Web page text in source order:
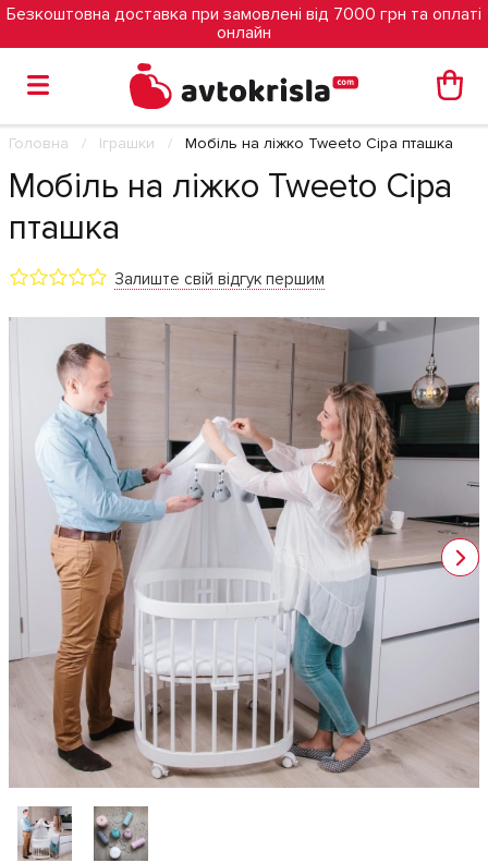
Безкоштовна доставка при замовлені від 7000 грн та оплаті
онлайн
Головна Іграшки Мобіль на ліжко Tweeto Сіра пташка
Мобіль на ліжко Tweeto Сіра
пташка
Залиште свій відгук першим